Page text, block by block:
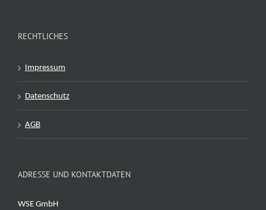
RECHTLICHES
Impressum
Datenschutz
AGB
ADRESSE UND KONTAKTDATEN
WSE GmbH